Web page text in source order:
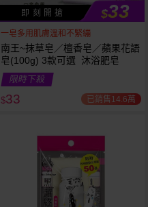
53 折
即 刻 開 搶 $33
一皂多用肌膚溫和不緊繃
南王~抹草皂／檀香皂／蘋果花語
皂(100g) 3款可選 沐浴肥皂
限時下殺
$33 已銷售14.6萬